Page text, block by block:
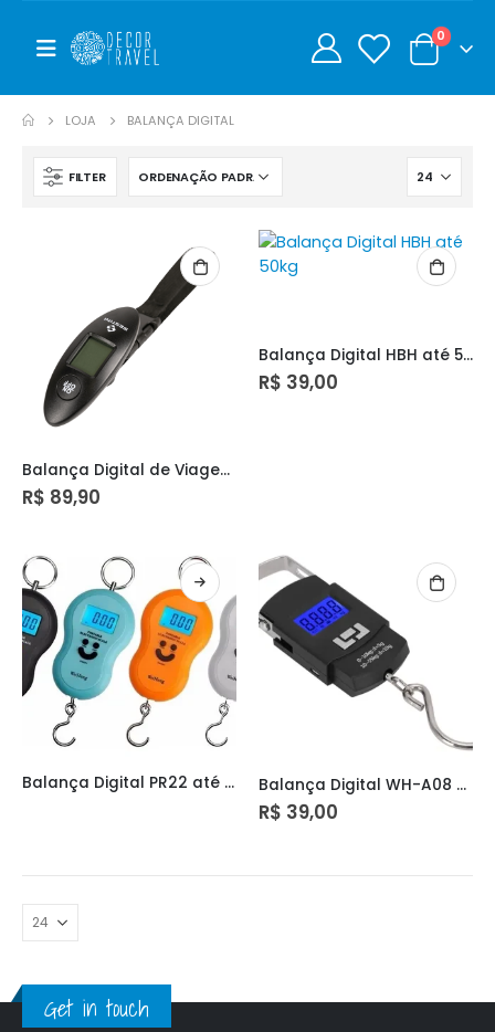
0 0
LOJA BALANÇA DIGITAL
FILTER
Balança Digital de Viagem – Preto
R$ 89,90
Balança Digital HBH até 50kg
R$ 39,00
Balança Digital PR22 até 50kg Balança Digital WH-A08 até 50kg
R$ 39,00
Get in touch